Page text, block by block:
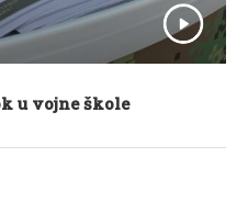
u vojne škole